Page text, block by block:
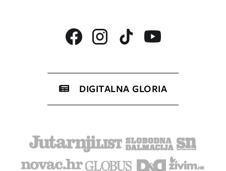
DIGITALNA GLORIA